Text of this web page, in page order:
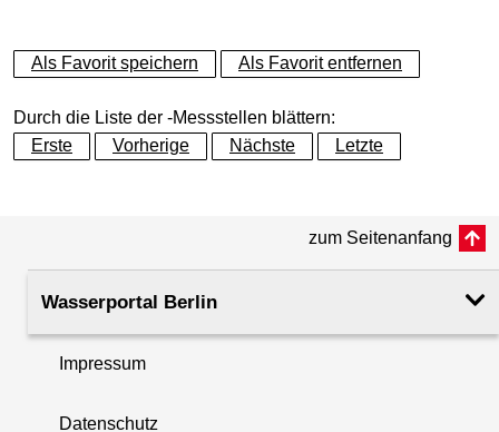
+
−
Als Favorit speichern Als Favorit entfernen
Durch die Liste der -Messstellen blättern:
Erste
Vorherige Nächste Letzte
zum Seitenanfang
Wasserportal Berlin
Impressum
Datenschutz